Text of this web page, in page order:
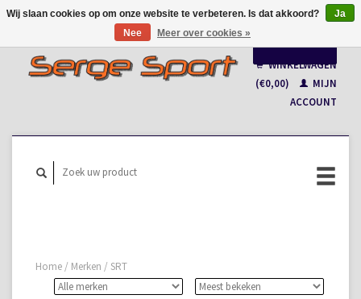
Français
WINKELWAGEN
(€0,00)
MIJN
ACCOUNT
Home / Merken / SRT
Wij slaan cookies op om onze website te verbeteren. Is dat akkoord?
Ja
Nee
Meer over cookies »